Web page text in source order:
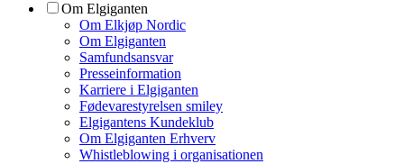
Om Elgiganten
Om Elkjøp Nordic
Om Elgiganten
Samfundsansvar
Presseinformation
Karriere i Elgiganten
Fødevarestyrelsen smiley
Elgigantens Kundeklub
Om Elgiganten Erhverv
Whistleblowing i organisationen